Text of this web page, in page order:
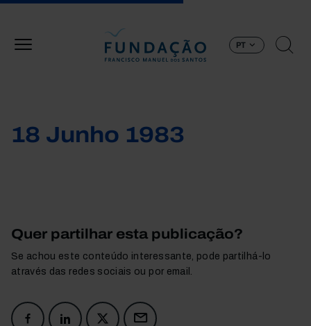
PT
18 Junho 1983
Quer partilhar esta publicação?
Se achou este conteúdo interessante, pode partilhá-lo
através das redes sociais ou por email.